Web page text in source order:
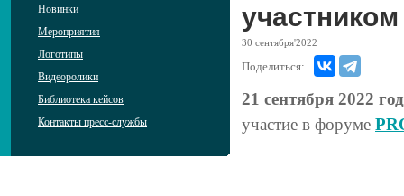
Новинки
Мероприятия
Логотипы
Видеоролики
Библиотека кейсов
Контакты пресс-службы
30 сентября'2022
Поделиться:
21 сентября 2022
участие в форуме